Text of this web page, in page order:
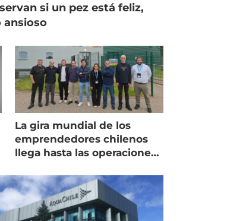
si un pez está feliz,
La gira mundial de los
emprendedores chilenos
llega hasta las operaciones